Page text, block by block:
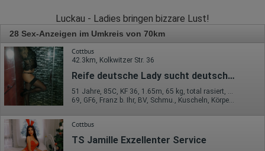
Luckau - Ladies bringen bizzare Lust!
28 Sex-Anzeigen im Umkreis von 70km
Cottbus
42.3km, Kolkwitzer Str. 36
Reife deutsche Lady sucht deutschen Mann!
51 Jahre, 85C, KF 36, 1.65m, 65 kg, total rasiert, deutsch
69, GF6, Franz b. Ihr, BV, Schmu., Kuscheln, Körperküs., AV b. Ihm
Cottbus
TS Jamille Exzellenter Service